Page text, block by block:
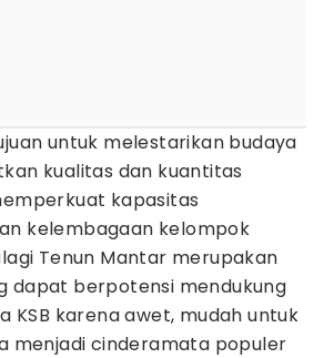
untuk melestarikan budaya
kualitas dan kuantitas
kapasitas
kelembagaan kelompok
Tenun Mantar merupakan
dapat berpotensi mendukung
KSB karena awet, mudah untuk
menjadi cinderamata populer